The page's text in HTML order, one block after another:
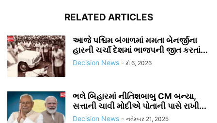
RELATED ARTICLES
આજે પશ્ચિમ બંગાળમાં મમતા બેનર્જીના
હારની ચર્ચા દેશમાં ભાજપની જીત કરતાં...
Decision News - મે 6, 2026
ભલે બિહારમાં નીતિશબાબુ CM બન્યા,
સત્તાની ચાવી મોદીએ પોતાની પાસે રાખી...
Decision News - નવેમ્બર 21, 2025